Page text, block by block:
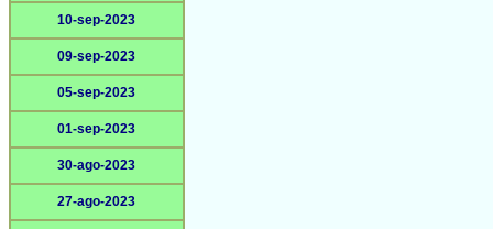
10-sep-2023
09-sep-2023
05-sep-2023
01-sep-2023
30-ago-2023
27-ago-2023